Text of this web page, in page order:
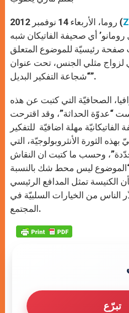
p e k
روما، الأربعاء 14 نوفمبر 2012 (
رومانو’ أي صحيفة الفاتيكان شبه
رئيسيّة للموضوع المتعلق
لزواج مثلي الجنس، تحت عنوان
“شجاعة التفكير البديل”.
الصحافيّة التي كتبت عن هذه
“عدوّة الحداثة”، وقد اقترحت
مهلة اضافيّة للتفكير
الثورة الأنثروبولوجيّة، التي
وحسب ما كتبت ان النقاش
ليس محط شك بالنسبة
الكنيسة تمثل المدافع الرئيسي
الناس من الخيارات السلبيّة في
المجتمع.
تبرّع